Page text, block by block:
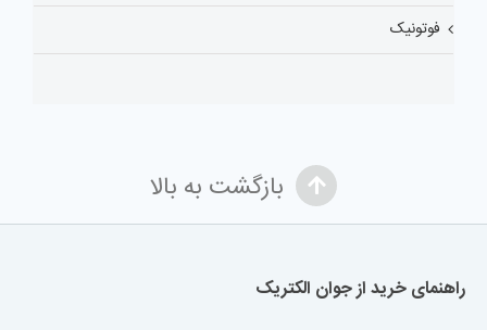
فوتونیک
بازگشت به بالا
راهنمای خرید از جوان الکتریک